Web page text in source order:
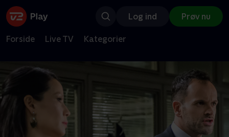
Log ind Prøv nu
Forside Live TV Kategorier